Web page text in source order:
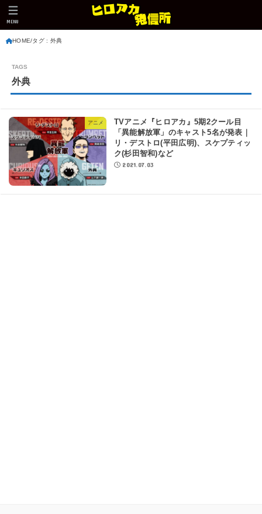
MENU
HOME タグ : 外典
外典
アニメ
TVアニメ『ヒロアカ』5期2クール目
「異能解放軍」のキャスト5名が発表｜
リ・デストロ(平田広明)、スケプティッ
ク(杉田智和)など
2021.07.03